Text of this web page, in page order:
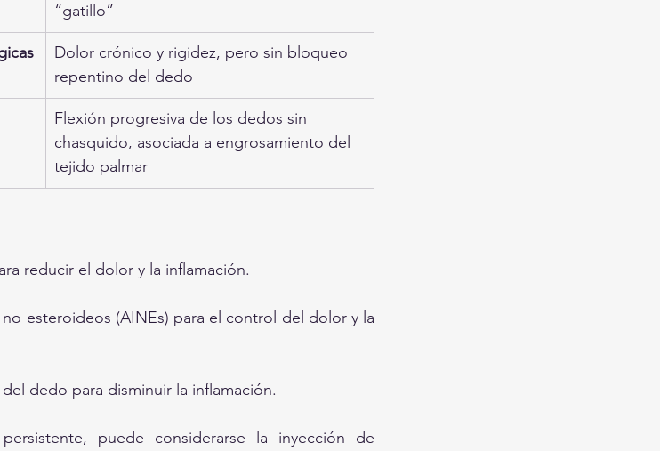
“gatillo”
Dolor crónico y rigidez, pero sin bloqueo
repentino del dedo
Flexión progresiva de los dedos sin
chasquido, asociada a engrosamiento del
tejido palmar
reducir el dolor y la inflamación.
esteroideos (AINEs) para el control del dolor y la
dedo para disminuir la inflamación.
puede considerarse la inyección de